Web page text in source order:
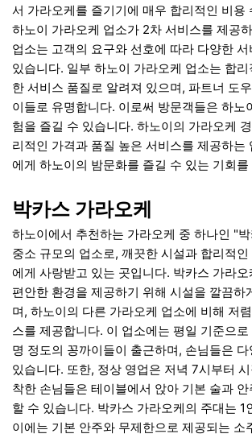
서 가라오케를 즐기기에 매우 합리적인 비용
하노이 가라오케 업소가 2차 서비스를 제공
업소는 고객의 요구와 선호에 따라 다양한
있습니다. 일부 하노이 가라오케 업소는 합
한 서비스 품질로 알려져 있으며, 파트너 도
이들로 유명합니다. 이로써 방문객들은 하노
험을 즐길 수 있습니다. 하노이의 가라오케
리적인 가격과 품질 높은 서비스를 제공하는
에게 하노이의 밤문화를 즐길 수 있는 기회
박카스 가라오케
하노이에서 추천하는 가라오케 중 하나인 "
중소 규모의 업소로, 깨끗한 시설과 합리적
에게 사랑받고 있는 곳입니다. 박카스 가라
편안한 환경을 제공하기 위해 시설을 깔끔하
며, 하노이의 다른 가라오케 업소에 비해 저
스를 제공합니다. 이 업소에는 평일 기준으
명 정도의 꽁까이들이 출근하며, 손님들은
있습니다. 또한, 정상 영업은 저녁 7시부터
착한 손님들은 테이블에서 앉아 기본 술과
할 수 있습니다. 박카스 가라오케의 주대는 1
이에는 기본 안주와 무제한으로 제공되는 소